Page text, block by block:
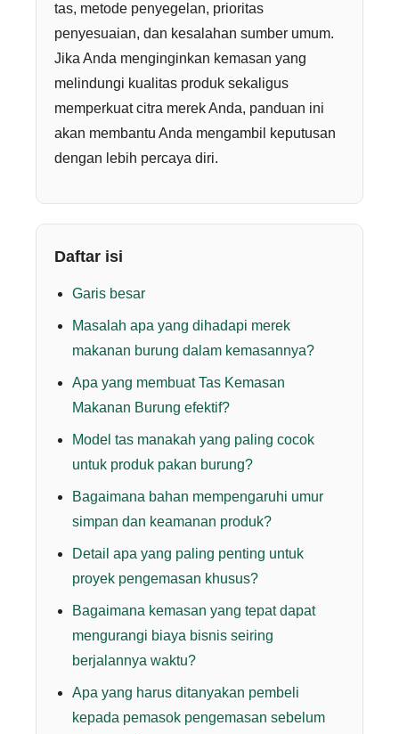
tas, metode penyegelan, prioritas
penyesuaian, dan kesalahan sumber umum.
Jika Anda menginginkan kemasan yang
melindungi kualitas produk sekaligus
memperkuat citra merek Anda, panduan ini
akan membantu Anda mengambil keputusan
dengan lebih percaya diri.
Daftar isi
Garis besar
Masalah apa yang dihadapi merek
makanan burung dalam kemasannya?
Apa yang membuat Tas Kemasan
Makanan Burung efektif?
Model tas manakah yang paling cocok
untuk produk pakan burung?
Bagaimana bahan mempengaruhi umur
simpan dan keamanan produk?
Detail apa yang paling penting untuk
proyek pengemasan khusus?
Bagaimana kemasan yang tepat dapat
mengurangi biaya bisnis seiring
berjalannya waktu?
Apa yang harus ditanyakan pembeli
kepada pemasok pengemasan sebelum